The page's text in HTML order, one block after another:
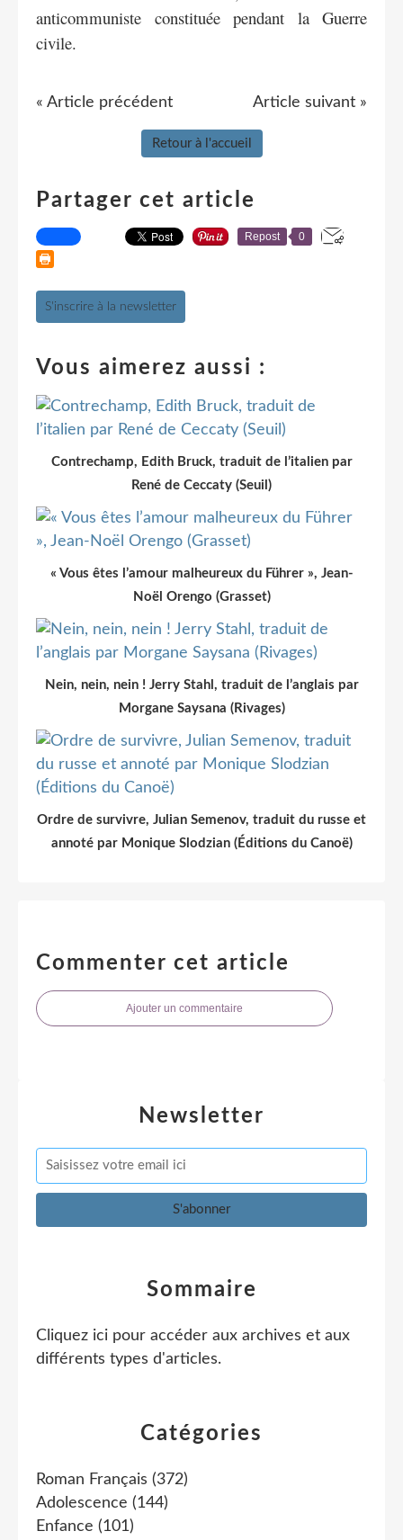
anticommuniste constituée pendant la Guerre
civile.
« Article précédent Article suivant »
Retour à l'accueil
Partager cet article
Repost 0
S'inscrire à la newsletter
Vous aimerez aussi :
Contrechamp, Edith Bruck, traduit de l’italien par
René de Ceccaty (Seuil)
« Vous êtes l’amour malheureux du Führer », Jean-
Noël Orengo (Grasset)
Nein, nein, nein ! Jerry Stahl, traduit de l’anglais par
Morgane Saysana (Rivages)
Ordre de survivre, Julian Semenov, traduit du russe et
annoté par Monique Slodzian (Éditions du Canoë)
Commenter cet article
Ajouter un commentaire
Newsletter
Catégories
Roman Français (372)
Adolescence (144)
Enfance (101)
Sommaire
Cliquez ici pour accéder aux archives et aux
différents types d'articles.